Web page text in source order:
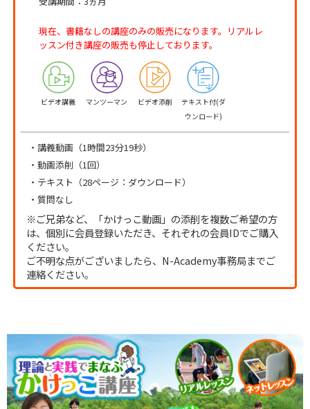
現在、書籍なしの講座のみの販売になります。リアルレ
ッスン付き講座の販売も停止しております。
ビデオ講義 マンツーマン ビデオ添削
テキスト付(ダ
ウンロード)
・講義動画（1時間23分19秒）
・動画添削（1回）
・テキスト（28ページ：ダウンロード）
・質問なし
※ご兄弟など、「かけっこ動画」の添削を複数ご希望の方
は、個別に会員登録いただき、それぞれの会員IDでご購入
ください。
ご不明な点がございましたら、N-Academy事務局までご
連絡ください。